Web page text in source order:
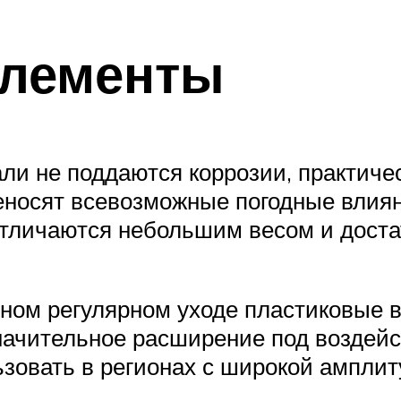
не поддаются коррозии,
всевозможные погодные
небольшим весом и
регулярном уходе пластиковые
расширение под
в регионах с широкой